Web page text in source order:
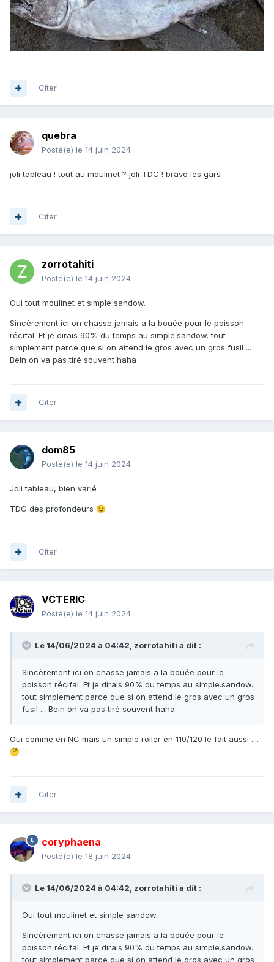
Citer
quebra
Posté(e) le 14 juin 2024
joli tableau ! tout au moulinet ? joli TDC ! bravo les gars
Citer
zorrotahiti
Posté(e) le 14 juin 2024
Oui tout moulinet et simple sandow.
Sincèrement ici on chasse jamais a la bouée pour le poisson
récifal. Et je dirais 90% du temps au simple.sandow. tout
simplement parce que si on attend le gros avec un gros fusil ...
Bein on va pas tiré souvent haha
Citer
dom85
Posté(e) le 14 juin 2024
Joli tableau, bien varié
TDC des profondeurs 😉
Citer
VCTERIC
Posté(e) le 14 juin 2024
Le 14/06/2024 à 04:42, zorrotahiti a dit :
Sincèrement ici on chasse jamais a la bouée pour le
poisson récifal. Et je dirais 90% du temps au simple.sandow.
tout simplement parce que si on attend le gros avec un gros
fusil ... Bein on va pas tiré souvent haha
Oui comme en NC mais un simple roller en 110/120 le fait aussi ....
🤔
Citer
coryphaena
Posté(e) le 18 juin 2024
Le 14/06/2024 à 04:42, zorrotahiti a dit :
Oui tout moulinet et simple sandow.
Sincèrement ici on chasse jamais a la bouée pour le
poisson récifal. Et je dirais 90% du temps au simple.sandow.
tout simplement parce que si on attend le gros avec un gros